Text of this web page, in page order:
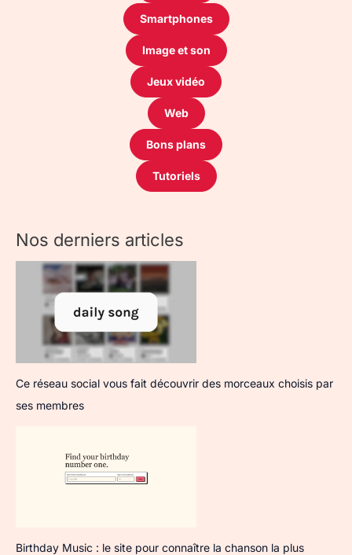
Smartphones
Image et son
Jeux vidéo
Web
Bons plans
Tutoriels
Nos derniers articles
Ce réseau social vous fait découvrir des morceaux choisis par
ses membres
Birthday Music : le site pour connaître la chanson la plus